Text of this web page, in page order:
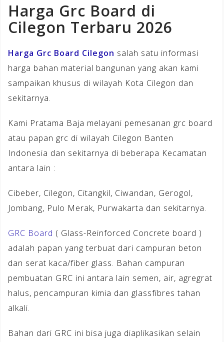
Harga Grc Board di
Cilegon Terbaru 2026
Harga Grc Board Cilegon salah satu informasi
harga bahan material bangunan yang akan kami
sampaikan khusus di wilayah Kota Cilegon dan
sekitarnya.
Kami Pratama Baja melayani pemesanan grc board
atau papan grc di wilayah Cilegon Banten
Indonesia dan sekitarnya di beberapa Kecamatan
antara lain :
Cibeber, Cilegon, Citangkil, Ciwandan, Gerogol,
Jombang, Pulo Merak, Purwakarta dan sekitarnya.
GRC Board ( Glass-Reinforced Concrete board )
adalah papan yang terbuat dari campuran beton
dan serat kaca/fiber glass. Bahan campuran
pembuatan GRC ini antara lain semen, air, agregrat
halus, pencampuran kimia dan glassfibres tahan
alkali.
Bahan dari GRC ini bisa juga diaplikasikan selain